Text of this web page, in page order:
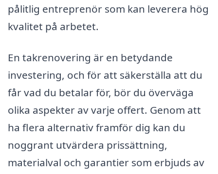
pålitlig entreprenör som kan leverera hög
kvalitet på arbetet.
En takrenovering är en betydande
investering, och för att säkerställa att du
får vad du betalar för, bör du överväga
olika aspekter av varje offert. Genom att
ha flera alternativ framför dig kan du
noggrant utvärdera prissättning,
materialval och garantier som erbjuds av